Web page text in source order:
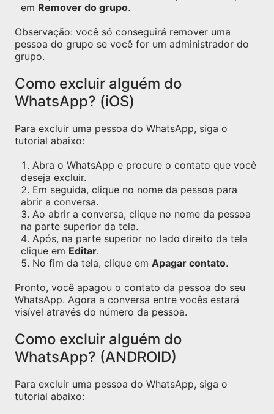
em Remover do grupo.
Observação: você só conseguirá remover uma
pessoa do grupo se você for um administrador do
grupo.
Como excluir alguém do
WhatsApp? (iOS)
Para excluir uma pessoa do WhatsApp, siga o
tutorial abaixo:
Abra o WhatsApp e procure o contato que você
deseja excluir.
Em seguida, clique no nome da pessoa para
abrir a conversa.
Ao abrir a conversa, clique no nome da pessoa
na parte superior da tela.
Após, na parte superior no lado direito da tela
clique em Editar.
No fim da tela, clique em Apagar contato.
Pronto, você apagou o contato da pessoa do seu
WhatsApp. Agora a conversa entre vocês estará
visível através do número da pessoa.
Como excluir alguém do
WhatsApp? (ANDROID)
Para excluir uma pessoa do WhatsApp, siga o
tutorial abaixo: